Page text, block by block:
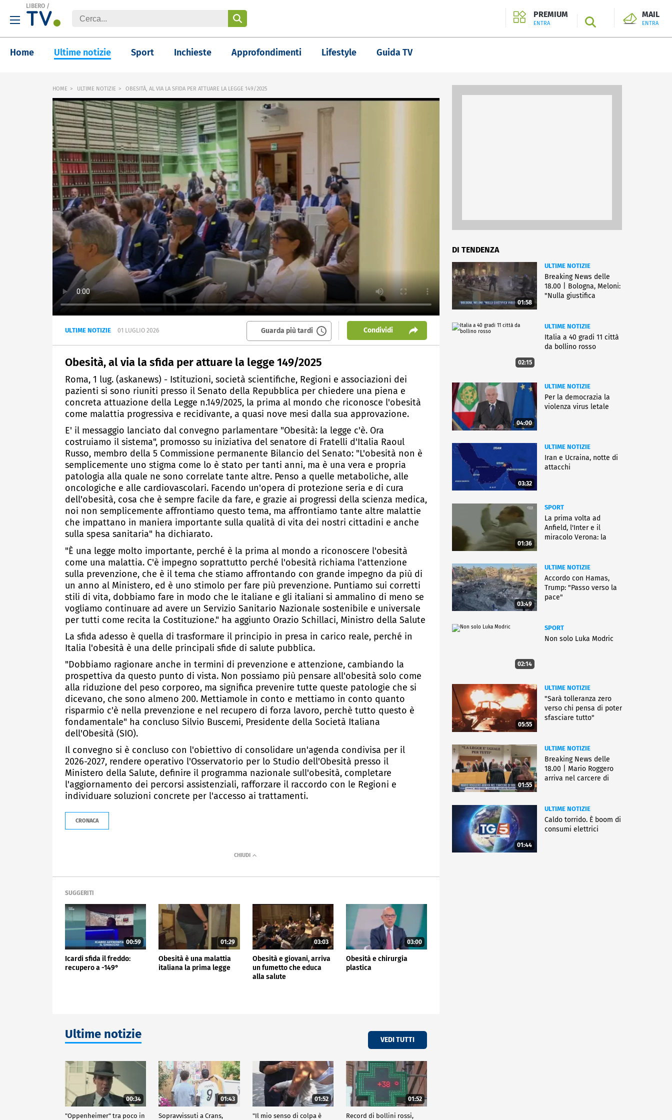
LIBERO /
PREMIUM
ENTRA SEARCH
MAIL
ENTRA
Home Ultime notizie Sport Inchieste Approfondimenti Lifestyle Guida TV
HOME ULTIME NOTIZIE OBESITÀ, AL VIA LA SFIDA PER ATTUARE LA LEGGE 149/2025
ULTIME NOTIZIE 01 LUGLIO 2026 Guarda più tardi Condividi
Obesità, al via la sfida per attuare la legge 149/2025
Roma, 1 lug. (askanews) - Istituzioni, società scientifiche, Regioni e associazioni dei
pazienti si sono riuniti presso il Senato della Repubblica per chiedere una piena e
concreta attuazione della Legge n.149/2025, la prima al mondo che riconosce l'obesità
come malattia progressiva e recidivante, a quasi nove mesi dalla sua approvazione.
E' il messaggio lanciato dal convegno parlamentare "Obesità: la legge c'è. Ora
costruiamo il sistema", promosso su iniziativa del senatore di Fratelli d'Italia Raoul
Russo, membro della 5 Commissione permanente Bilancio del Senato: "L'obesità non è
semplicemente uno stigma come lo è stato per tanti anni, ma è una vera e propria
patologia alla quale ne sono correlate tante altre. Penso a quelle metaboliche, alle
oncologiche e alle cardiovascolari. Facendo un'opera di protezione seria e di cura
dell'obesità, cosa che è sempre facile da fare, e grazie ai progressi della scienza medica,
noi non semplicemente affrontiamo questo tema, ma affrontiamo tante altre malattie
che impattano in maniera importante sulla qualità di vita dei nostri cittadini e anche
sulla spesa sanitaria" ha dichiarato.
"È una legge molto importante, perché è la prima al mondo a riconoscere l'obesità
come una malattia. C'è impegno soprattutto perché l'obesità richiama l'attenzione
sulla prevenzione, che è il tema che stiamo affrontando con grande impegno da più di
un anno al Ministero, ed è uno stimolo per fare più prevenzione. Puntiamo sui corretti
stili di vita, dobbiamo fare in modo che le italiane e gli italiani si ammalino di meno se
vogliamo continuare ad avere un Servizio Sanitario Nazionale sostenibile e universale
per tutti come recita la Costituzione." ha aggiunto Orazio Schillaci, Ministro della Salute
La sfida adesso è quella di trasformare il principio in presa in carico reale, perché in
Italia l'obesità è una delle principali sfide di salute pubblica.
"Dobbiamo ragionare anche in termini di prevenzione e attenzione, cambiando la
prospettiva da questo punto di vista. Non possiamo più pensare all'obesità solo come
alla riduzione del peso corporeo, ma significa prevenire tutte queste patologie che si
dicevano, che sono almeno 200. Mettiamole in conto e mettiamo in conto quanto
risparmio c'è nella prevenzione e nel recupero di forza lavoro, perchè tutto questo è
fondamentale" ha concluso Silvio Buscemi, Presidente della Società Italiana
dell'Obesità (SIO).
Il convegno si è concluso con l'obiettivo di consolidare un'agenda condivisa per il
2026-2027, rendere operativo l'Osservatorio per lo Studio dell'Obesità presso il
Ministero della Salute, definire il programma nazionale sull'obesità, completare
l'aggiornamento dei percorsi assistenziali, rafforzare il raccordo con le Regioni e
individuare soluzioni concrete per l'accesso ai trattamenti.
CRONACA
SUGGERITI
00:59
Icardi sfida il freddo:
recupero a -149°
01:29
Obesità è una malattia
italiana la prima legge
03:03
Obesità e giovani, arriva
un fumetto che educa
alla salute
03:00
Obesità e chirurgia
plastica
Ultime notizie VEDI TUTTI
00:34
"Oppenheimer" tra poco in
01:43
Sopravvissuti a Crans,
01:52
"Il mio senso di colpa è
01:52
Record di bollini rossi,
DI TENDENZA
01:58
ULTIME NOTIZIE
Breaking News delle
18.00 | Bologna, Meloni:
"Nulla giustifica
02:15
ULTIME NOTIZIE
Italia a 40 gradi 11 città
da bollino rosso
04:00
ULTIME NOTIZIE
Per la democrazia la
violenza virus letale
03:32
ULTIME NOTIZIE
Iran e Ucraina, notte di
attacchi
01:36
SPORT
La prima volta ad
Anfield, l'Inter e il
miracolo Verona: la
03:49
ULTIME NOTIZIE
Accordo con Hamas,
Trump: "Passo verso la
pace"
02:14
SPORT
Non solo Luka Modric
05:55
ULTIME NOTIZIE
"Sarà tolleranza zero
verso chi pensa di poter
sfasciare tutto"
01:55
ULTIME NOTIZIE
Breaking News delle
18.00 | Mario Roggero
arriva nel carcere di
01:44
ULTIME NOTIZIE
Caldo torrido. È boom di
consumi elettrici